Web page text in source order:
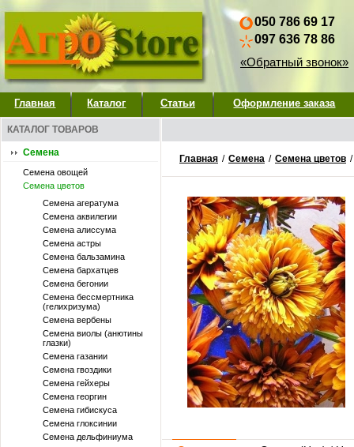
050 786 69 17
097 636 78 86
«Обратный звонок»
Главная Каталог Статьи Оформление заказа
КАТАЛОГ ТОВАРОВ
Семена
Семена овощей
Семена цветов
Семена агератума
Семена аквилегии
Семена алиссума
Семена астры
Семена бальзамина
Семена бархатцев
Семена бегонии
Семена бессмертника
(гелихризума)
Семена вербены
Семена виолы (анютины
глазки)
Семена газании
Семена гвоздики
Семена гейхеры
Семена георгин
Семена гибискуса
Семена глоксинии
Семена дельфиниума
Главная / Семена / Семена цветов /